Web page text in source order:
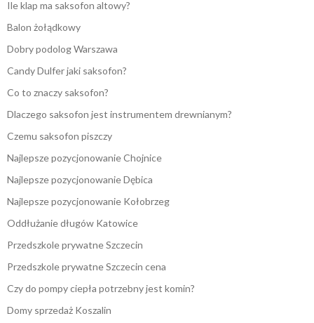
Ile klap ma saksofon altowy?
Balon żołądkowy
Dobry podolog Warszawa
Candy Dulfer jaki saksofon?
Co to znaczy saksofon?
Dlaczego saksofon jest instrumentem drewnianym?
Czemu saksofon piszczy
Najlepsze pozycjonowanie Chojnice
Najlepsze pozycjonowanie Dębica
Najlepsze pozycjonowanie Kołobrzeg
Oddłużanie długów Katowice
Przedszkole prywatne Szczecin
Przedszkole prywatne Szczecin cena
Czy do pompy ciepła potrzebny jest komin?
Domy sprzedaż Koszalin